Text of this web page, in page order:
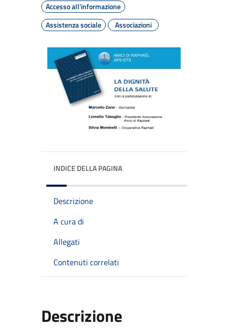
Accesso all'informazione
Assistenza sociale
Associazioni
INDICE DELLA PAGINA
Descrizione
A cura di
Allegati
Contenuti correlati
Descrizione